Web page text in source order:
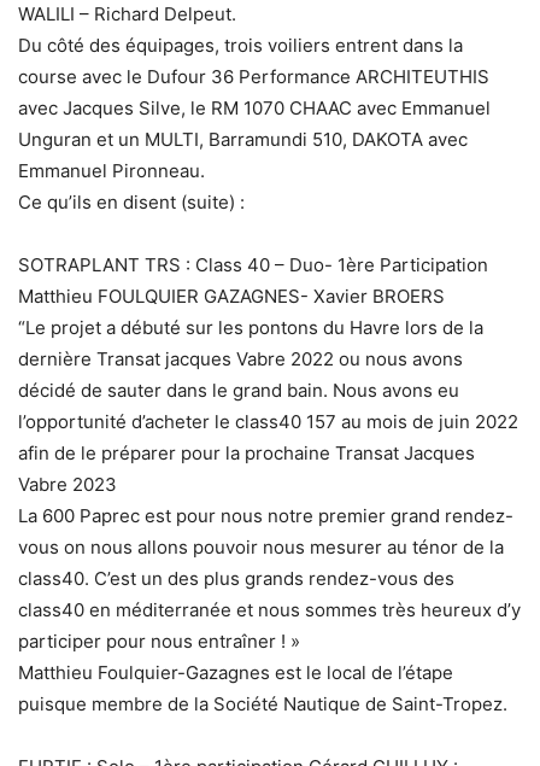
WALILI – Richard Delpeut.
Du côté des équipages, trois voiliers entrent dans la
course avec le Dufour 36 Performance ARCHITEUTHIS
avec Jacques Silve, le RM 1070 CHAAC avec Emmanuel
Unguran et un MULTI, Barramundi 510, DAKOTA avec
Emmanuel Pironneau.
Ce qu’ils en disent (suite) :
SOTRAPLANT TRS : Class 40 – Duo- 1ère Participation
Matthieu FOULQUIER GAZAGNES- Xavier BROERS
“Le projet a débuté sur les pontons du Havre lors de la
dernière Transat jacques Vabre 2022 ou nous avons
décidé de sauter dans le grand bain. Nous avons eu
l’opportunité d’acheter le class40 157 au mois de juin 2022
afin de le préparer pour la prochaine Transat Jacques
Vabre 2023
La 600 Paprec est pour nous notre premier grand rendez-
vous on nous allons pouvoir nous mesurer au ténor de la
class40. C’est un des plus grands rendez-vous des
class40 en méditerranée et nous sommes très heureux d’y
participer pour nous entraîner ! »
Matthieu Foulquier-Gazagnes est le local de l’étape
puisque membre de la Société Nautique de Saint-Tropez.